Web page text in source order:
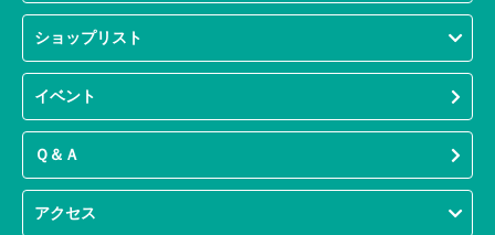
ショップリスト
イベント
Ｑ＆Ａ
アクセス